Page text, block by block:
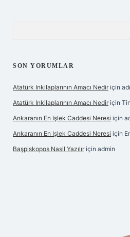
SON YORUMLAR
Atatürk Inkilaplarının Amacı Nedir için
Atatürk Inkilaplarının Amacı Nedir için
Ankaranın En Işlek Caddesi Neresi için
Ankaranın En Işlek Caddesi Neresi için
Başpiskopos Nasil Yazılır için admin